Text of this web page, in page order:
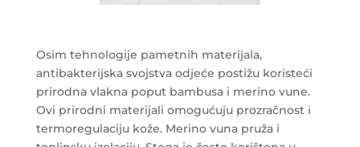
Osim tehnologije pametnih materijala,
antibakterijska svojstva odjeće postižu koristeći
prirodna vlakna poput bambusa i merino vune.
Ovi prirodni materijali omogućuju prozračnost i
termoregulaciju kože. Merino vuna pruža i